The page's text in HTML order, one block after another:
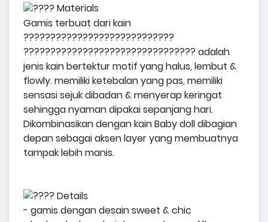
Materials
Gamis terbuat dari kain
????????????????????????????
???????????????????????????????? adalah
jenis kain bertektur motif yang halus, lembut &
flowly. memiliki ketebalan yang pas, memiliki
sensasi sejuk dibadan & menyerap keringat
sehingga nyaman dipakai sepanjang hari.
Dikombinasikan dengan kain Baby doll dibagian
depan sebagai aksen layer yang membuatnya
tampak lebih manis.
Details
- gamis dengan desain sweet & chic